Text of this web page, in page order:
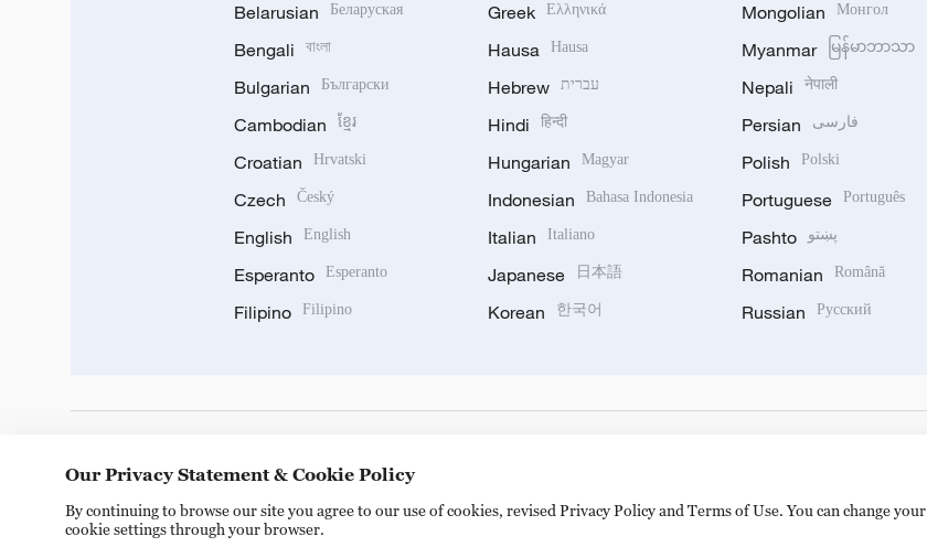
Belarusian Беларуская
Bengali বাংলা
Bulgarian Български
Cambodian ខ្មែរ
Croatian Hrvatski
Czech Český
English English
Esperanto Esperanto
Filipino Filipino
Greek Ελληνικά
Hausa Hausa
Hebrew עברית
Hindi हिन्दी
Hungarian Magyar
Indonesian Bahasa Indonesia
Italian Italiano
Japanese 日本語
Korean 한국어
Mongolian Монгол
Myanmar မြန်မာဘာသာ
Nepali नेपाली
Persian فارسی
Polish Polski
Portuguese Português
Pashto پښتو
Romanian Română
Russian Русский
Our Privacy Statement & Cookie Policy
By continuing to browse our site you agree to our use of cookies, revised Privacy Policy and Terms of Use. You can change your
cookie settings through your browser.